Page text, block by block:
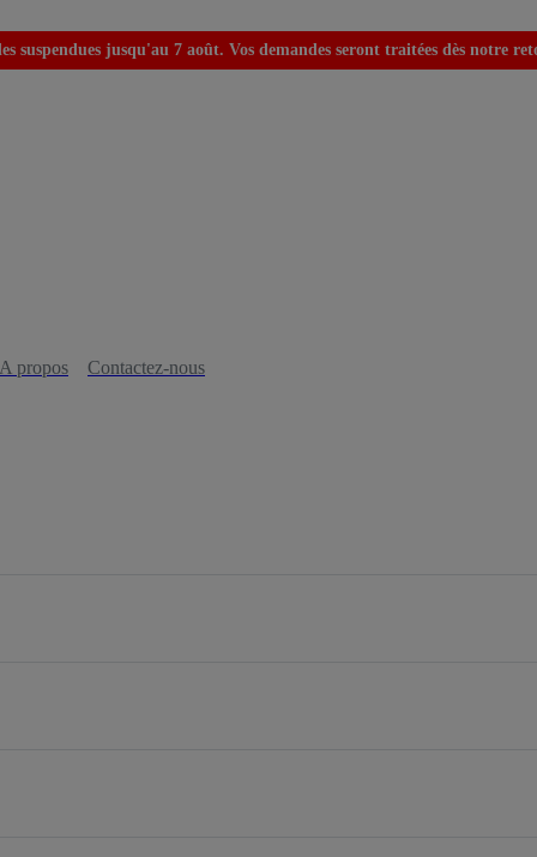
suspendues jusqu'au 7 août. Vos demandes seront traitées dès notre
A propos Contactez-nous